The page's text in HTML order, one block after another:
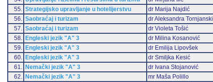
55.
Strategijsko upravljanje u hotelijerstvu dr Marija Najdić
56.
Saobraćaj i turizam dr Aleksandra Tornjanski
57.
Saobraćaj i turizam dr Violeta Tošić
58.
Engleski jezik "A" 3 dr Milina Kosanović
59.
Engleski jezik "A" 3 dr Emilija Lipovšek
60.
Engleski jezik "A" 3 dr Smiljka Kesić
61.
Nemački jezik "A" 3 dr Ivana Stojanović
62.
Nemački jezik "A" 3 mr Maša Polillo